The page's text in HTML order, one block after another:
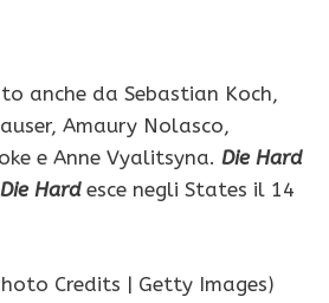
anche da Sebastian Koch,
Amaury Nolasco,
e Anne Vyalitsyna. Die Hard
Hardesce negli States il 14
Credits | Getty Images)